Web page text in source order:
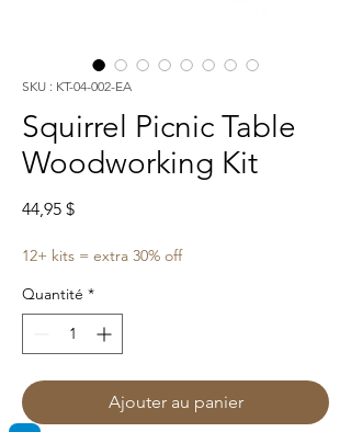
SKU : KT-04-002-EA
Squirrel Picnic Table
Woodworking Kit
44,95 $Prix
12+ kits = extra 30% off
Quantité *
Ajouter au panier